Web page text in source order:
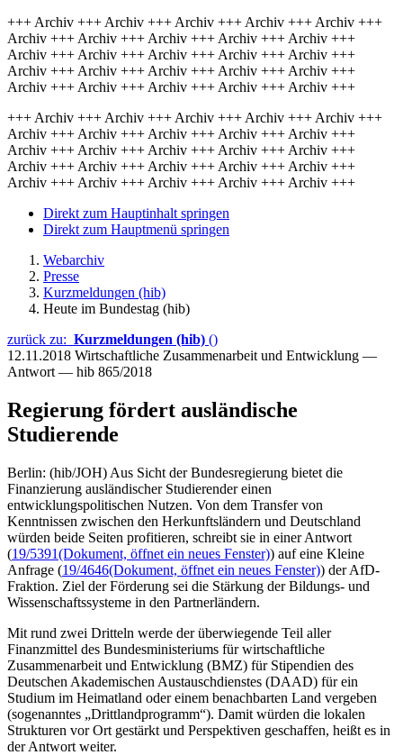
+++ Archiv +++ Archiv +++ Archiv +++ Archiv +++ Archiv +++
Archiv +++ Archiv +++ Archiv +++ Archiv +++ Archiv +++
Archiv +++ Archiv +++ Archiv +++ Archiv +++ Archiv +++
Archiv +++ Archiv +++ Archiv +++ Archiv +++ Archiv +++
Archiv +++ Archiv +++ Archiv +++ Archiv +++ Archiv +++
+++ Archiv +++ Archiv +++ Archiv +++ Archiv +++ Archiv +++
Archiv +++ Archiv +++ Archiv +++ Archiv +++ Archiv +++
Archiv +++ Archiv +++ Archiv +++ Archiv +++ Archiv +++
Archiv +++ Archiv +++ Archiv +++ Archiv +++ Archiv +++
Archiv +++ Archiv +++ Archiv +++ Archiv +++ Archiv +++
Direkt zum Hauptinhalt springen
Direkt zum Hauptmenü springen
Webarchiv
Presse
Kurzmeldungen (hib)
Heute im Bundestag (hib)
zurück zu: Kurzmeldungen (hib) ()
12.11.2018 Wirtschaftliche Zusammenarbeit und Entwicklung —
Antwort — hib 865/2018
Regierung fördert ausländische
Studierende
Berlin: (hib/JOH) Aus Sicht der Bundesregierung bietet die
Finanzierung ausländischer Studierender einen
entwicklungspolitischen Nutzen. Von dem Transfer von
Kenntnissen zwischen den Herkunftsländern und Deutschland
würden beide Seiten profitieren, schreibt sie in einer Antwort
(19/5391(Dokument, öffnet ein neues Fenster)) auf eine Kleine
Anfrage (19/4646(Dokument, öffnet ein neues Fenster)) der AfD-
Fraktion. Ziel der Förderung sei die Stärkung der Bildungs- und
Wissenschaftssysteme in den Partnerländern.
Mit rund zwei Dritteln werde der überwiegende Teil aller
Finanzmittel des Bundesministeriums für wirtschaftliche
Zusammenarbeit und Entwicklung (BMZ) für Stipendien des
Deutschen Akademischen Austauschdienstes (DAAD) für ein
Studium im Heimatland oder einem benachbarten Land vergeben
(sogenanntes „Drittlandprogramm“). Damit würden die lokalen
Strukturen vor Ort gestärkt und Perspektiven geschaffen, heißt es in
der Antwort weiter.